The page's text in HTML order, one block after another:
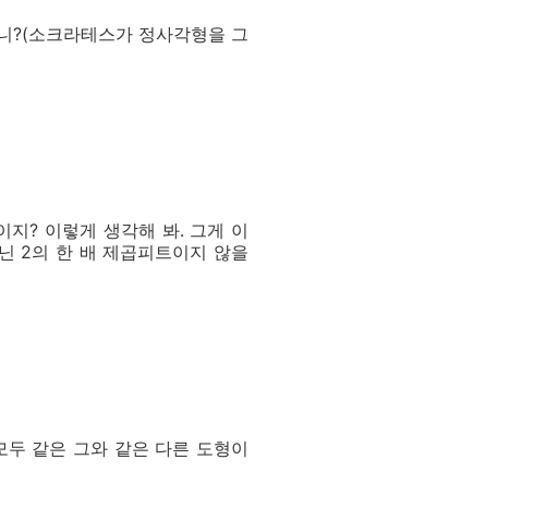
?(소크라테스가 정사각형을 그
지? 이렇게 생각해 봐. 그게 이
2의 한 배 제곱피트이지 않을
같은 그와 같은 다른 도형이